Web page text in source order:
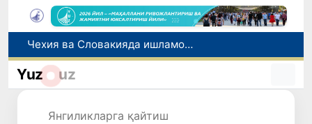
Боланинг фамилиясига отасининг исмини беришга рухсат берилади
Беҳруз Каримов фаолиятини Швейцариянинг «Лугано» клубида давом эттиради
Yuz uz
Янгиликларга қайтиш